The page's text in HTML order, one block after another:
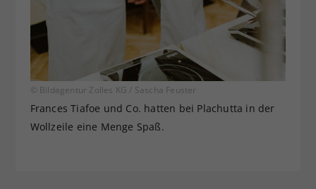
© Bildagentur Zolles KG / Sascha Feuster
Frances Tiafoe und Co. hatten bei Plachutta in der
Wollzeile eine Menge Spaß.